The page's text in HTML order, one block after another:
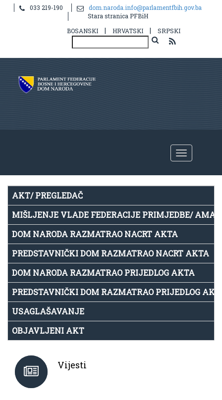
Notice
: Undefined index: idHR in
033 219-190
dom.naroda.info@parlamentfbih.gov.ba
Stara stranica PFBiH
BOSANSKI
| HRVATSKI | SRPSKI
AKT/ PREGLEDAČ
MIŠLJENJE VLADE FEDERACIJE PRIMJEDBE/
DOM NARODA RAZMATRAO NACRT AKTA
PREDSTAVNIČKI DOM RAZMATRAO NACRT AKTA
DOM NARODA RAZMATRAO PRIJEDLOG AKTA
PREDSTAVNIČKI DOM RAZMATRAO PRIJEDLOG
USAGLAŠAVANJE
OBJAVLJENI AKT
Vijesti